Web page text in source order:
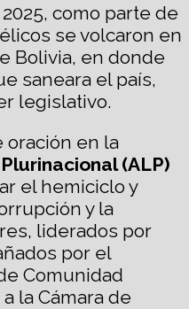
como parte de
se volcaron en
Bolivia, en donde
saneara el país,
legislativo.
oración en la
(ALP)
el hemiciclo y
y la
liderados por
por el
Comunidad
la Cámara de